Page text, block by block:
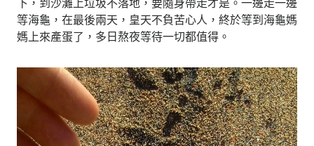
等海龜，在最後兩天，皇天不負苦心人，終於等到海龜媽
媽上來產蛋了，多日熬夜等待一切都值得。